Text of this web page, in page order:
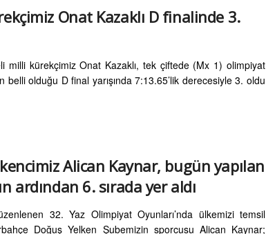
Onat Kazaklı D finalinde 3.
milli kürekçimiz Onat Kazaklı, tek çiftede (Mx 1) olimpiyat
belli olduğu D final yarışında 7:13.65’lik derecesiyle 3. oldu
Alican Kaynar, bugün yapılan
ardından 6. sırada yer aldı
32. Yaz Olimpiyat Oyunları’nda ülkemizi temsil
Doğuş Yelken Şubemizin sporcusu Alican Kaynar;